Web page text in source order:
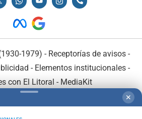
1979) - Receptorías de avisos -
- Elementos institucionales-
con El Litoral - MediaKit
✕